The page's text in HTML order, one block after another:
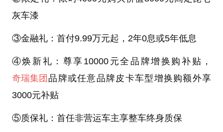
灰车漆
③金融礼：首付9.99万元起，2年0息或5年低息
④焕新礼：尊享10000元全品牌增换购补贴，
奇瑞集团 品牌或任意品牌皮卡车型增换购额外享
3000元补贴
⑤质保礼：首任非营运车主享整车终身质保